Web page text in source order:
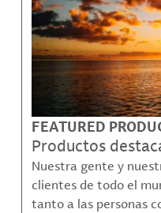
FEATURED
Productos
Nuestra gente y
clientes de todo el
tanto a las personas